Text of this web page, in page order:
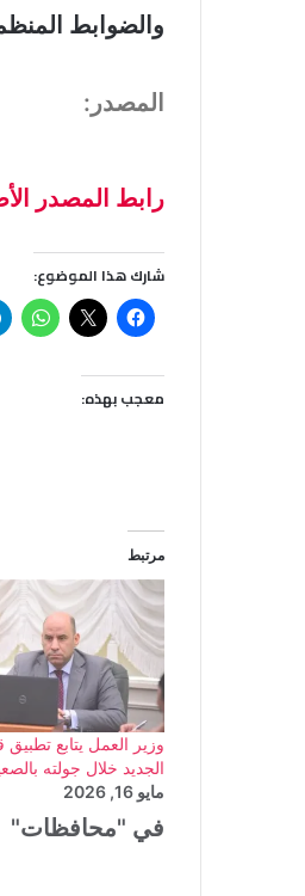
والضوابط
المصدر:
رابط المصدر
شارك هذا الموضوع:
معجب بهذه:
مرتبط
وزير العمل يتابع تطبيق
الجديد خلال جولته
مايو 16, 2026
في "محافظات"